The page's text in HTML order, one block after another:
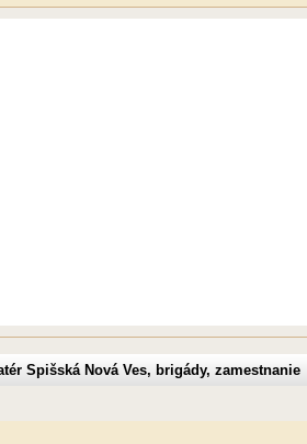
Spišská Nová Ves, brigády, zamestnanie